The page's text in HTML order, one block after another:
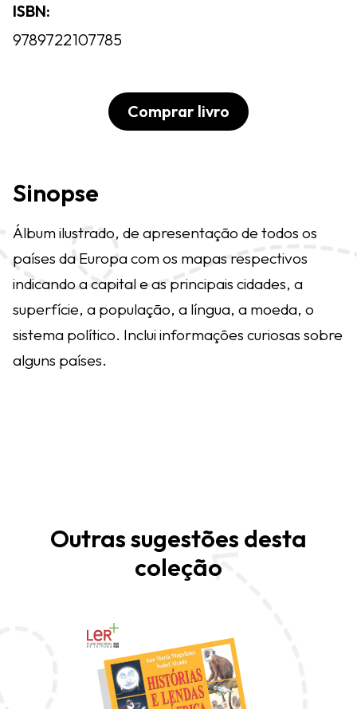
ISBN:
9789722107785
Comprar livro
Sinopse
Álbum ilustrado, de apresentação de todos os
países da Europa com os mapas respectivos
indicando a capital e as principais cidades, a
superfície, a população, a língua, a moeda, o
sistema político. Inclui informações curiosas sobre
alguns países.
Outras sugestões desta
coleção